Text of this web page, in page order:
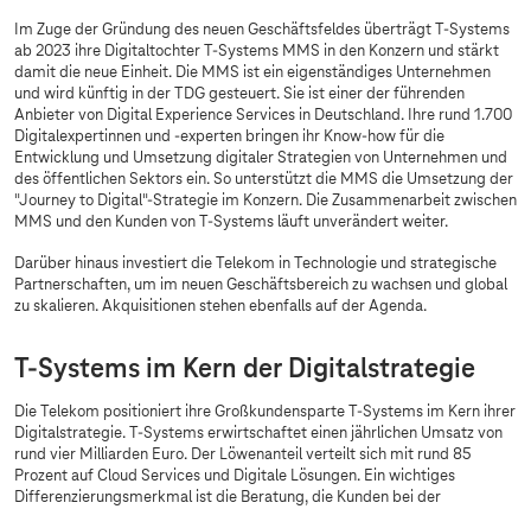
Im Zuge der Gründung des neuen Geschäftsfeldes überträgt T-Systems
ab 2023 ihre Digitaltochter T-Systems MMS in den Konzern und stärkt
damit die neue Einheit. Die MMS ist ein eigenständiges Unternehmen
und wird künftig in der TDG gesteuert. Sie ist einer der führenden
Anbieter von Digital Experience Services in Deutschland. Ihre rund 1.700
Digitalexpertinnen und -experten bringen ihr Know-how für die
Entwicklung und Umsetzung digitaler Strategien von Unternehmen und
des öffentlichen Sektors ein. So unterstützt die MMS die Umsetzung der
"Journey to Digital"-Strategie im Konzern. Die Zusammenarbeit zwischen
MMS und den Kunden von T-Systems läuft unverändert weiter.
Darüber hinaus investiert die Telekom in Technologie und strategische
Partnerschaften, um im neuen Geschäftsbereich zu wachsen und global
zu skalieren. Akquisitionen stehen ebenfalls auf der Agenda.
T-Systems im Kern der Digitalstrategie
Die Telekom positioniert ihre Großkundensparte T-Systems im Kern ihrer
Digitalstrategie. T-Systems erwirtschaftet einen jährlichen Umsatz von
rund vier Milliarden Euro. Der Löwenanteil verteilt sich mit rund 85
Prozent auf Cloud Services und Digitale Lösungen. Ein wichtiges
Differenzierungsmerkmal ist die Beratung, die Kunden bei der